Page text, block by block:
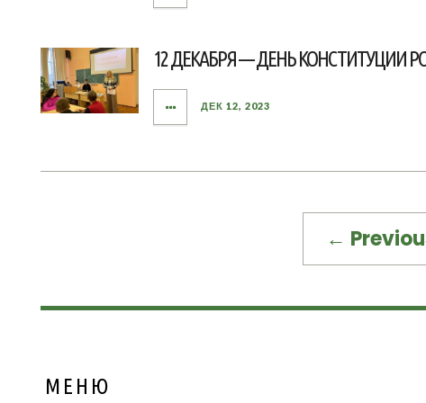
12 ДЕКАБРЯ — ДЕНЬ КОНСТИТУЦИИ
ДЕК 12, 2023
←
МЕНЮ